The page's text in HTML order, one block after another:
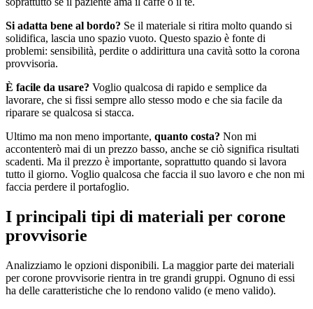
Si adatta bene al bordo? Se il materiale si ritira molto quando si
solidifica, lascia uno spazio vuoto. Questo spazio è fonte di
problemi: sensibilità, perdite o addirittura una cavità sotto la corona
provvisoria.
È facile da usare? Voglio qualcosa di rapido e semplice da
lavorare, che si fissi sempre allo stesso modo e che sia facile da
riparare se qualcosa si stacca.
Ultimo ma non meno importante, quanto costa? Non mi
accontenterò mai di un prezzo basso, anche se ciò significa risultati
scadenti. Ma il prezzo è importante, soprattutto quando si lavora
tutto il giorno. Voglio qualcosa che faccia il suo lavoro e che non mi
faccia perdere il portafoglio.
I principali tipi di materiali per corone
provvisorie
Analizziamo le opzioni disponibili. La maggior parte dei materiali
per corone provvisorie rientra in tre grandi gruppi. Ognuno di essi
ha delle caratteristiche che lo rendono valido (e meno valido).